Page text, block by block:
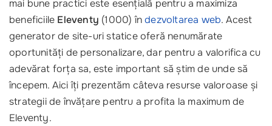
mai bune practici este esențială pentru a maximiza
beneficiile Eleventy (1000) îndezvoltarea web. Acest
generator de site-uri statice oferă nenumărate
oportunități de personalizare, dar pentru a valorifica cu
adevărat forța sa, este important să știm de unde să
începem. Aici îți prezentăm câteva resurse valoroase și
strategii de învățare pentru a profita la maximum de
Eleventy.